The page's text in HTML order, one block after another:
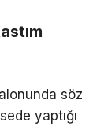
söz
yaptığı